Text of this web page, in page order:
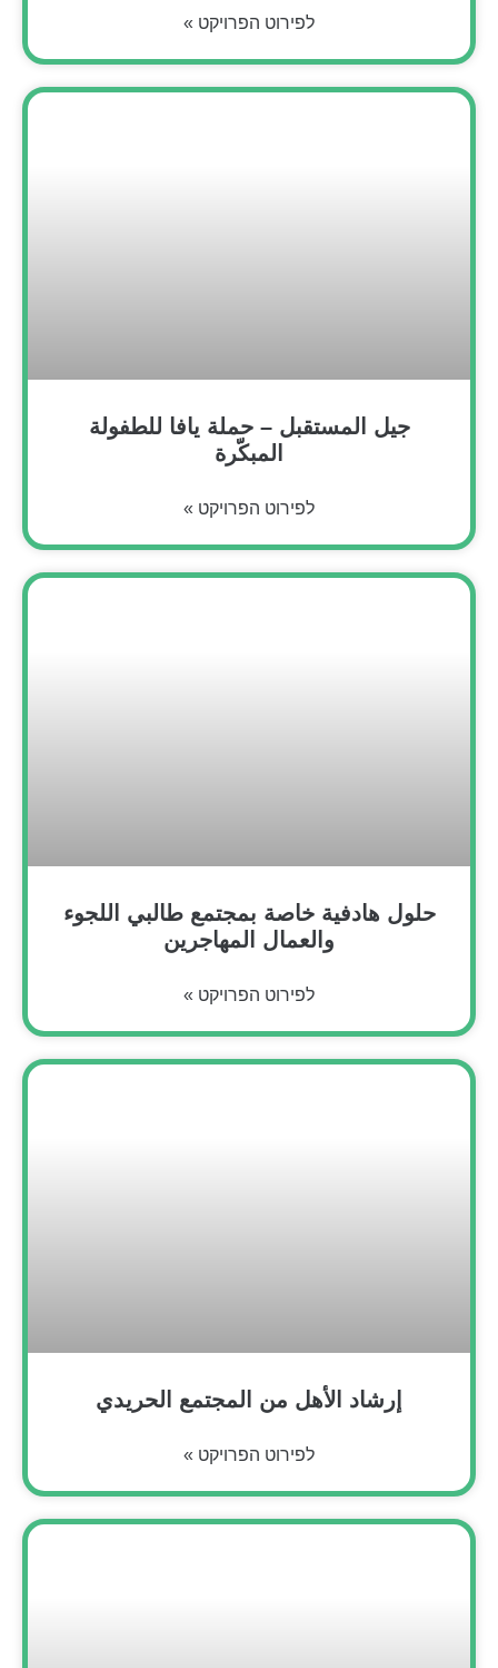
לפירוט הפרויקט »
جيل المستقبل – حملة يافا للطفولة
المبكّرة
לפירוט הפרויקט »
حلول هادفية خاصة بمجتمع طالبي اللجوء
والعمال المهاجرين
לפירוט הפרויקט »
إرشاد الأهل من المجتمع الحريدي
לפירוט הפרויקט »